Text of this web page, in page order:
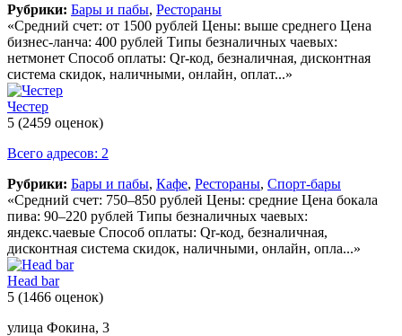
Рубрики: Бары и пабы, Рестораны
«Средний счет: от 1500 рублей Цены: выше среднего Цена
бизнес-ланча: 400 рублей Типы безналичных чаевых:
нетмонет Способ оплаты: Qr-код, безналичная, дисконтная
система скидок, наличными, онлайн, оплат...»
Честер
5 (2459 оценок)
Всего адресов: 2
Рубрики: Бары и пабы, Кафе, Рестораны, Спорт-бары
«Средний счет: 750–850 рублей Цены: средние Цена бокала
пива: 90–220 рублей Типы безналичных чаевых:
яндекс.чаевые Способ оплаты: Qr-код, безналичная,
дисконтная система скидок, наличными, онлайн, опла...»
Head bar
5 (1466 оценок)
улица Фокина, 3